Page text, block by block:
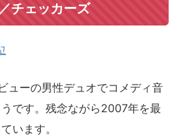
チェッカーズ
ューの男性デュオでコメディ音
です。残念ながら2007年を最
います。